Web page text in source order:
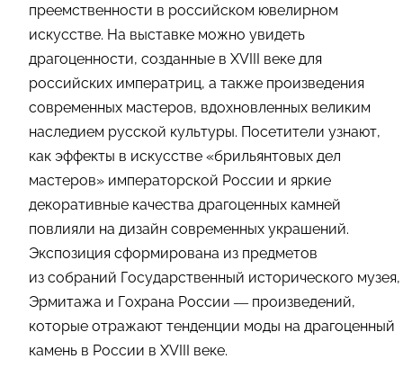
преемственности в российском ювелирном
искусстве. На выставке можно увидеть
драгоценности, созданные в XVIII веке для
российских императриц, а также произведения
современных мастеров, вдохновленных великим
наследием русской культуры. Посетители узнают,
как эффекты в искусстве «брильянтовых дел
мастеров» императорской России и яркие
декоративные качества драгоценных камней
повлияли на дизайн современных украшений.
Экспозиция сформирована из предметов
из собраний Государственный исторического музея,
Эрмитажа и Гохрана России — произведений,
которые отражают тенденции моды на драгоценный
камень в России в XVIII веке.